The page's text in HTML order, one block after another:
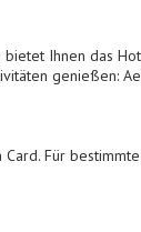
Ihnen das
genießen:
Für